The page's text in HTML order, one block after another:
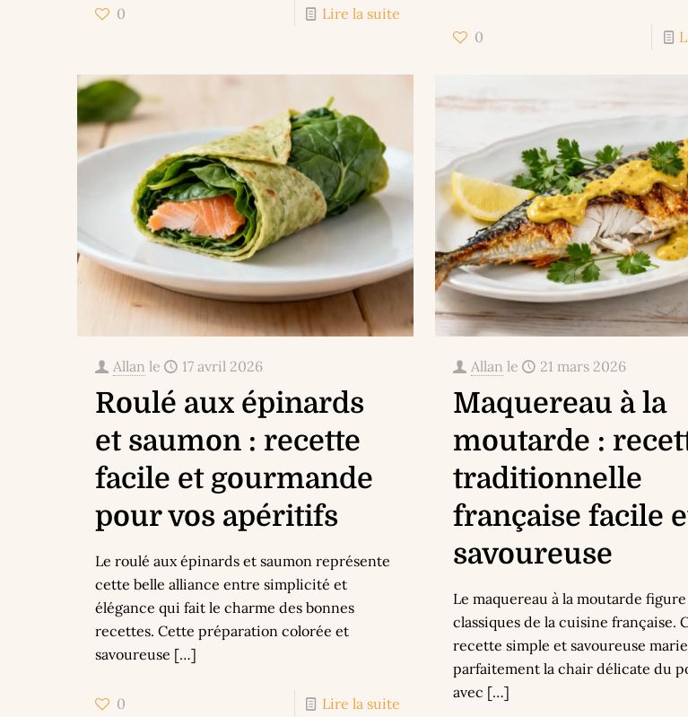
0 Lire la suite
0
Allan le 17 avril 2026
Roulé aux épinards
et saumon : recette
facile et gourmande
pour vos apéritifs
Le roulé aux épinards et saumon représente
cette belle alliance entre simplicité et
élégance qui fait le charme des bonnes
recettes. Cette préparation colorée et
savoureuse […]
0 Lire la suite
Allan le 21 mars 2026
Maquereau à la
moutarde :
traditionnelle
française facile
savoureuse
Le maquereau à la moutarde
classiques de la cuisine française.
recette simple et savoureuse marie
parfaitement la chair délicate du
avec […]